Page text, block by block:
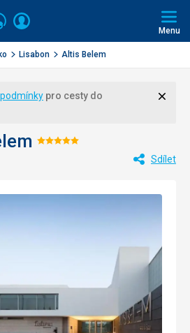
Volejte
226
000
284
Přihlásit
Menu
Lisabon Altis Belem
pro cesty do
Hodnocení:
Sdílet